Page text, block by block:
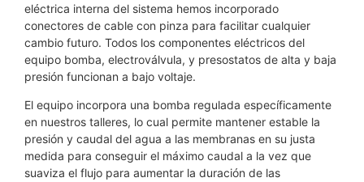
eléctrica interna del sistema hemos incorporado
conectores de cable con pinza para facilitar cualquier
cambio futuro. Todos los componentes eléctricos del
equipo bomba, electroválvula, y presostatos de alta y baja
presión funcionan a bajo voltaje.
El equipo incorpora una bomba regulada específicamente
en nuestros talleres, lo cual permite mantener estable la
presión y caudal del agua a las membranas en su justa
medida para conseguir el máximo caudal a la vez que
suaviza el flujo para aumentar la duración de las